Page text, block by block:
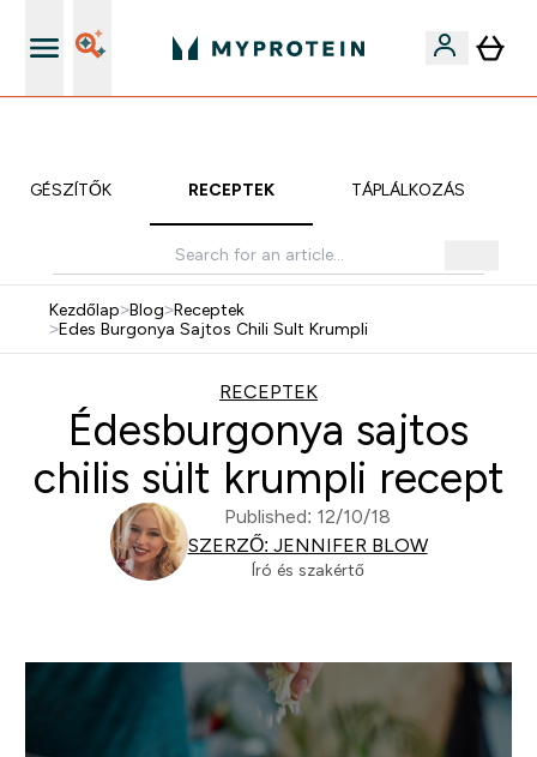
KIEGÉSZÍTŐK RECEPTEK TÁPLÁLKOZÁS
Kezdőlap>Blog>Receptek
>Edes Burgonya Sajtos Chili Sult Krumpli
RECEPTEK
Édesburgonya sajtos
chilis sült krumpli recept
Published: 12/10/18
SZERZŐ: JENNIFER BLOW
Író és szakértő